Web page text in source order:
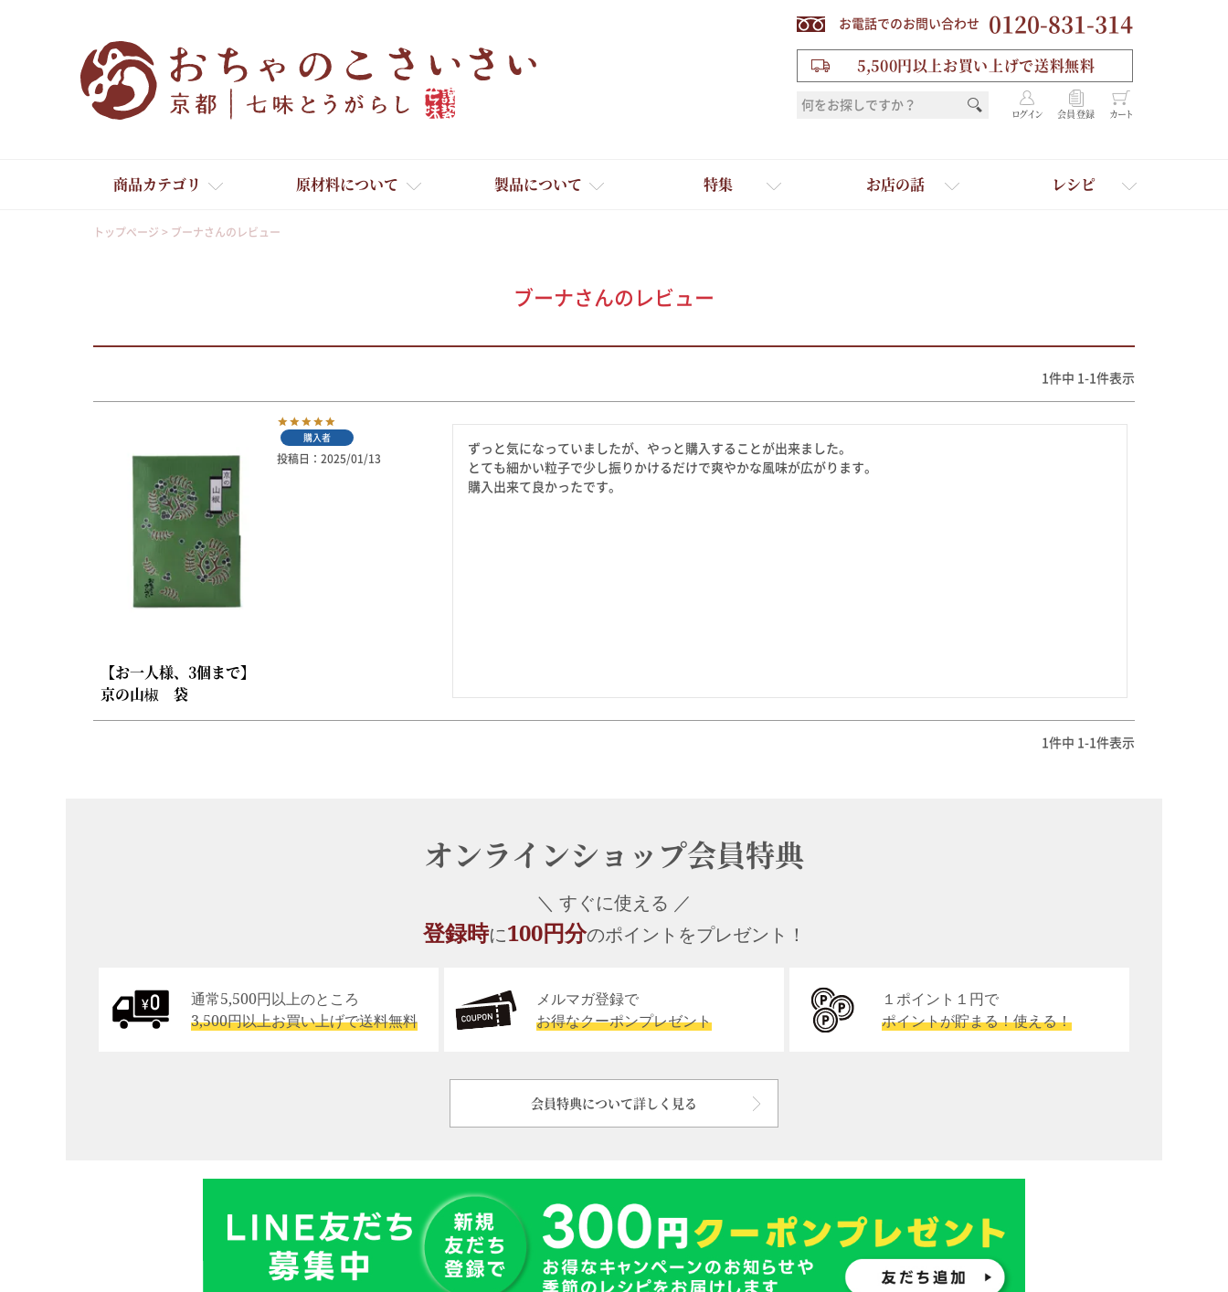
お電話でのお問い合わせ 0120-831-314
5,500円以上お買い上げで送料無料
ログイン 会員登録 カート
商品カテゴリ
京の一味とうがらし
京の七味とうがらし
柚子薬味・山椒
ラー油
ふりかけ
送料無料
お土産・ギフト 贈る人に合わせて一味・七味を選ぶ
原材料について 製品について 特集 お店の話 レシピ
トップページ ブーナさんのレビュー
ブーナさんのレビュー
1 件中 1 -1 件表示
【お一人様、3個まで】
京の山椒 袋
購入者
投稿日 2025/01/13
ずっと気になっていましたが、やっと購入することが出来ました。
とても細かい粒子で少し振りかけるだけで爽やかな風味が広がります。
購入出来て良かったです。
1 件中 1 -1 件表示
オンラインショップ会員特典
＼ すぐに使える ／
登録時に100円分のポイントをプレゼント！
通常5,500円以上のところ
3,500円以上お買い上げで送料無料
メルマガ登録で
お得なクーポンプレゼント
１ポイント１円で
ポイントが貯まる！使える！
会員特典について詳しく見る